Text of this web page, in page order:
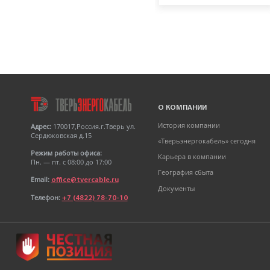
Адрес: 170017,Россия.г.Тверь ул.
Сердюковская д.15
Режим работы офиса:
Пн. — пт. с 08:00 до 17:00
Email: office@tvercable.ru
Телефон: +7 (4822) 78-70-10
О КОМПАНИИ
История компании
«Тверьэнергокабель» сегодня
Карьера в компании
География сбыта
Документы